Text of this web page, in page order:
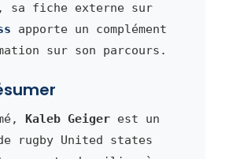
sa fiche externe sur
apporte un complément
sur son parcours.
Kaleb Geigerest un
rugby United states